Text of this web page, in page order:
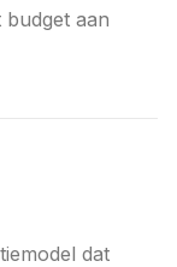
aan
dat